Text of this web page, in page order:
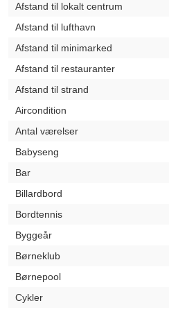
Afstand til lokalt centrum
Afstand til lufthavn
Afstand til minimarked
Afstand til restauranter
Afstand til strand
Aircondition
Antal værelser
Babyseng
Bar
Billardbord
Bordtennis
Byggeår
Børneklub
Børnepool
Cykler